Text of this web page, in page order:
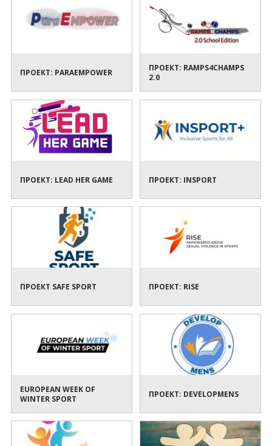
ПРОЕКТ: PARAEMPOWER
ПРОЕКТ: RAMPS4CHAMPS
2.0
ПРОЕКТ: LEAD HER GAME ПРОЕКТ: INSPORT
ПРОЕКТ SAFE SPORT ПРОЕКТ: RISE
EUROPEAN WEEK OF
WINTER SPORT
ПРОЕКТ: DEVELOPMENS